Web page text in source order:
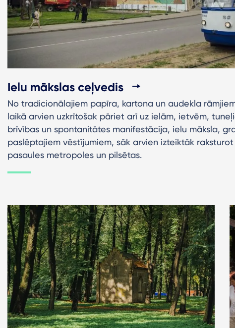
Ielu mākslas ceļvedis
No tradicionālajiem papīra, kartona un audekla
laikā arvien uzkrītošak pāriet arī uz ielām, ietvēm,
brīvības un spontanitātes manifestācija, ielu māksla,
paslēptajiem vēstījumiem, sāk arvien izteiktāk
pasaules metropoles un pilsētas.